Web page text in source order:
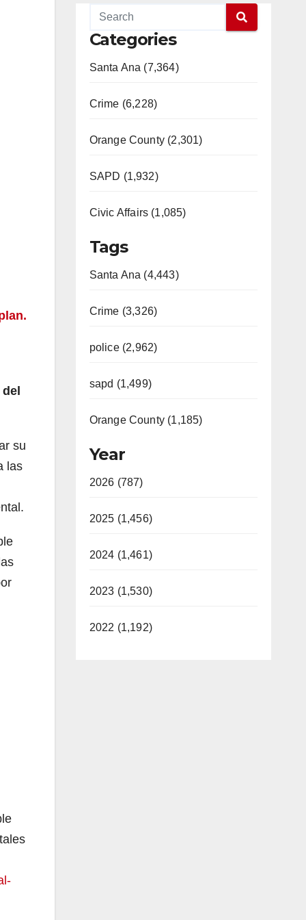
su
las
Categories
Santa Ana (7,364)
Crime (6,228)
Orange County (2,301)
SAPD (1,932)
Civic Affairs (1,085)
Tags
Santa Ana (4,443)
Crime (3,326)
police (2,962)
sapd (1,499)
Orange County (1,185)
Year
2026 (787)
2025 (1,456)
2024 (1,461)
2023 (1,530)
2022 (1,192)